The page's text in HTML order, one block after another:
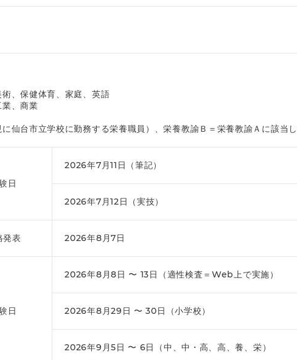
術、保健体育、家庭、英語
業、商業
に仙台市立学校に勤務する栄養職員）、栄養教諭Ｂ＝栄養教諭Ａに該当
日
2026年7月11日（筆記）
2026年7月12日（実技）
発表 2026年8月7日
日
2026年8月8日 〜 13日（適性検査＝Web上で実施）
2026年8月29日 〜 30日（小学校）
2026年9月5日 〜 6日（中、中・高、高、養、栄）